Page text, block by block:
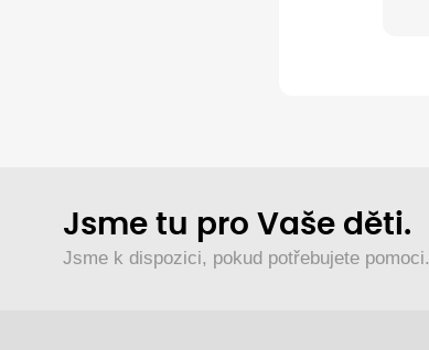
Jsme tu pro Vaše děti.
Jsme k dispozici, pokud potřebujete pomoci.